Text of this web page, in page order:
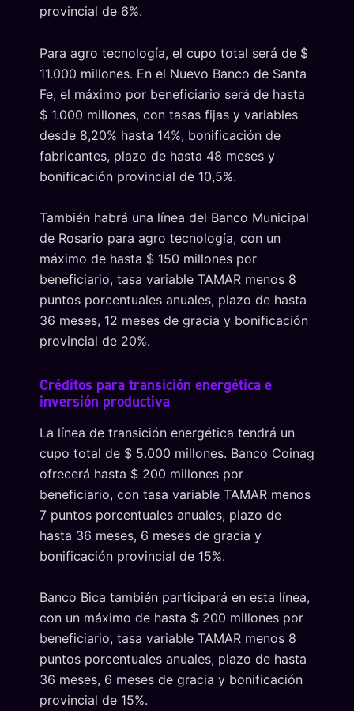
provincial de 6%.
Para agro tecnología, el cupo total será de $
11.000 millones. En el Nuevo Banco de Santa
Fe, el máximo por beneficiario será de hasta
$ 1.000 millones, con tasas fijas y variables
desde 8,20% hasta 14%, bonificación de
fabricantes, plazo de hasta 48 meses y
bonificación provincial de 10,5%.
También habrá una línea del Banco Municipal
de Rosario para agro tecnología, con un
máximo de hasta $ 150 millones por
beneficiario, tasa variable TAMAR menos 8
puntos porcentuales anuales, plazo de hasta
36 meses, 12 meses de gracia y bonificación
provincial de 20%.
Créditos para transición energética e
inversión productiva
La línea de transición energética tendrá un
cupo total de $ 5.000 millones. Banco Coinag
ofrecerá hasta $ 200 millones por
beneficiario, con tasa variable TAMAR menos
7 puntos porcentuales anuales, plazo de
hasta 36 meses, 6 meses de gracia y
bonificación provincial de 15%.
Banco Bica también participará en esta línea,
con un máximo de hasta $ 200 millones por
beneficiario, tasa variable TAMAR menos 8
puntos porcentuales anuales, plazo de hasta
36 meses, 6 meses de gracia y bonificación
provincial de 15%.